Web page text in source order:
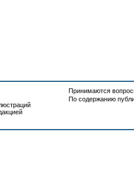
Принимаются
По содержанию